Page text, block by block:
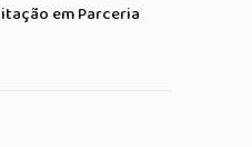
em Parceria